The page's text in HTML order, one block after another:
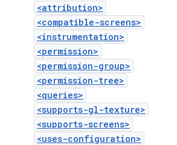
<attribution>
<compatible-screens>
<instrumentation>
<permission>
<permission-group>
<permission-tree>
<queries>
<supports-gl-texture>
<supports-screens>
<uses-configuration>